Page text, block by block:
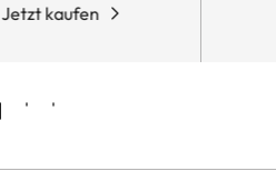
Jetzt kaufen